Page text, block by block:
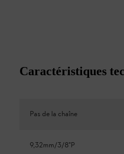
Caractéristiques
Pas de la chaîne
9,32mm/3/8"P